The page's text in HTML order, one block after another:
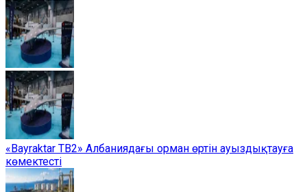
«Bayraktar TB2» Албаниядағы орман өртін ауыздықтауға
көмектесті